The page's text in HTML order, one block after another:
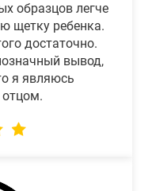
образцов легче
щетку ребенка.
достаточно.
вывод,
я являюсь